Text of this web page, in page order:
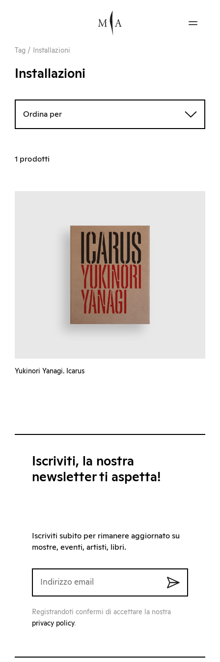
Tag / Installazioni
Installazioni
Ordina per
1 prodotti
Yukinori Yanagi. Icarus
Iscriviti, la nostra
newsletter ti aspetta!
Iscriviti subito per rimanere aggiornato su
mostre, eventi, artisti, libri.
Registrandoti confermi di accettare la nostra
privacy policy.